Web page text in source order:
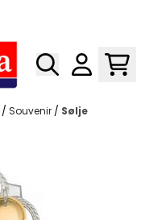
/ Souvenir / Sølje